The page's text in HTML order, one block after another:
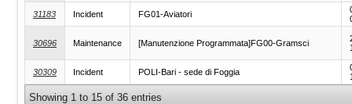
31183 Incident FG01-Aviatori
30696 Maintenance [Manutenzione Programmata]FG00-Gramsci
30309 Incident POLI-Bari - sede di Foggia
Showing 1 to 15 of 36 entries